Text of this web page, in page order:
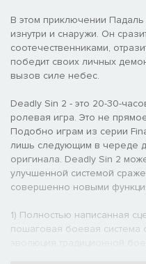
В этом приключении Падаль
изнутри и снаружи. Он
соотечественниками,
победит своих личных
вызов силе небес.
Deadly Sin 2 - это 20-30-
ролевая игра. Это не
Подобно играм из серии
лишь следующим в череде
оригинала. Deadly Sin 2
улучшенной системой
совершенно новыми
1) Полностью написанная
пошаговая боевая система